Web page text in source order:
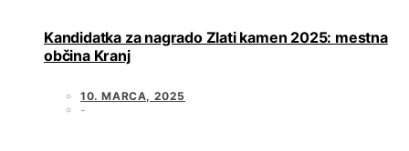
Kandidatka za nagrado Zlati kamen 2025: mestna
občina Kranj
10. MARCA, 2025